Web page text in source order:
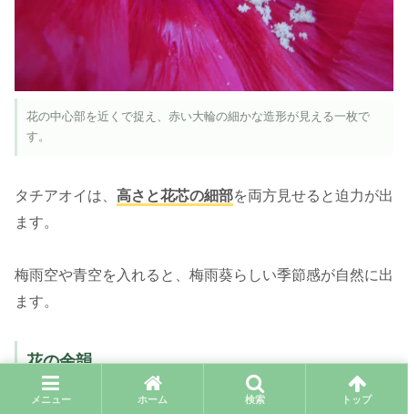
花の中心部を近くで捉え、赤い大輪の細かな造形が見える一枚で
す。
タチアオイは、 高さと花芯の細部を両方見せると迫力が出
ます。
梅雨空や青空を入れると、梅雨葵らしい季節感が自然に出
ます。
花の余韻
タチアオイを眺めるときは、大輪、実、つぼみだけでな
メニュー ホーム 検索 トップ